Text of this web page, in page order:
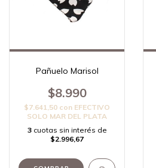
Pañuelo Marisol
$8.990
$7.641,50 con EFECTIVO
SOLO MAR DEL PLATA
3 cuotas sin interés de
$2.996,67